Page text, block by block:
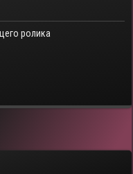
ролика